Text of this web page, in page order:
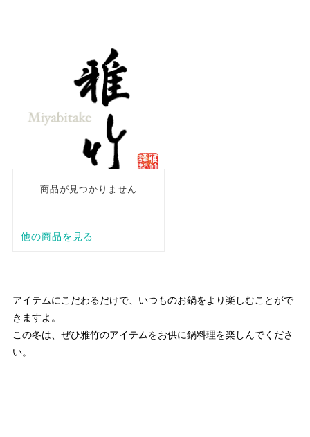
アイテムにこだわるだけで、いつものお鍋をより楽しむことがで
きますよ。
この冬は、ぜひ雅竹のアイテムをお供に鍋料理を楽しんでくださ
い。